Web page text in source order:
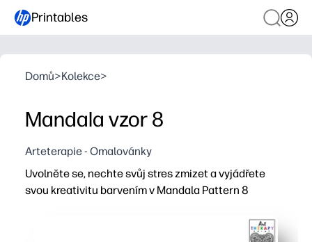
Printables
Domů>Kolekce>
Mandala vzor 8
Arteterapie - Omalovánky
Uvolněte se, nechte svůj stres zmizet a vyjádřete
svou kreativitu barvením v Mandala Pattern 8
Získáte aktivitu bez přípravy, tisku a chodu - ideální